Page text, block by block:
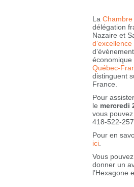
La
délégation
Nazaire et
économique
Québec-
distinguent
France.
Pour
le mercredi
vous
418-522-
Pour en
ici
Vous
donner un
l’Hexagone